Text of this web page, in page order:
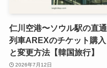
仁川空港〜ソウル駅の直通
列車AREXのチケット購入
と変更方法【韓国旅行】
2026年7月12日